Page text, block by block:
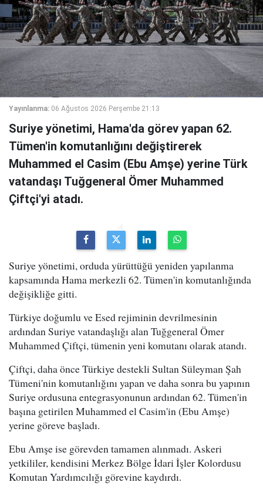
Yayınlanma: 06 Ağustos 2026 Perşembe 21:13
Suriye yönetimi, Hama'da görev yapan 62.
Tümen'in komutanlığını değiştirerek
Muhammed el Casim (Ebu Amşe) yerine Türk
vatandaşı Tuğgeneral Ömer Muhammed
Çiftçi'yi atadı.
Suriye yönetimi, orduda yürüttüğü yeniden yapılanma
kapsamında Hama merkezli 62. Tümen'in komutanlığında
değişikliğe gitti.
Türkiye doğumlu ve Esed rejiminin devrilmesinin
ardından Suriye vatandaşlığı alan Tuğgeneral Ömer
Muhammed Çiftçi, tümenin yeni komutanı olarak atandı.
Çiftçi, daha önce Türkiye destekli Sultan Süleyman Şah
Tümeni'nin komutanlığını yapan ve daha sonra bu yapının
Suriye ordusuna entegrasyonunun ardından 62. Tümen'in
başına getirilen Muhammed el Casim'in (Ebu Amşe)
yerine göreve başladı.
Ebu Amşe ise görevden tamamen alınmadı. Askeri
yetkililer, kendisini Merkez Bölge İdari İşler Kolordusu
Komutan Yardımcılığı görevine kaydırdı.